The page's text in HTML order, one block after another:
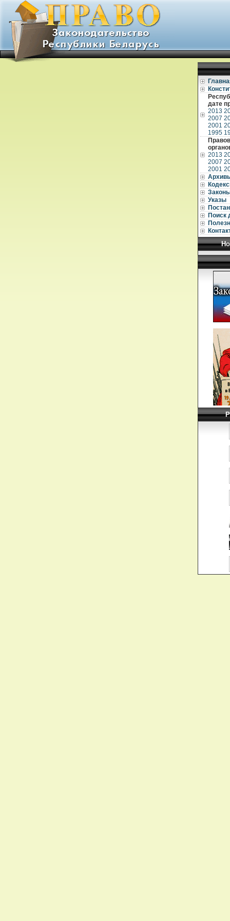
дате
2013
2007
2001
1995
2013
2007
2001
Указы
Поиск